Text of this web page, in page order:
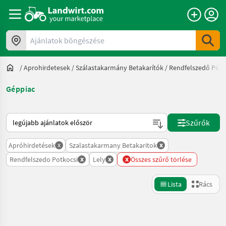
Ajánlatok böngészése
/Aprohirdetesek /Szálastakarmány Betakarítók / Rendfelszedő
Géppiac
Így van sorba rendezve a Landwirt.com-on
Szűrők
Apróhirdetések x Szalastakarmany Betakaritok x
Rendfelszedo Potkocsi x Lely x x Összes szűrő törlése
Lista Rács